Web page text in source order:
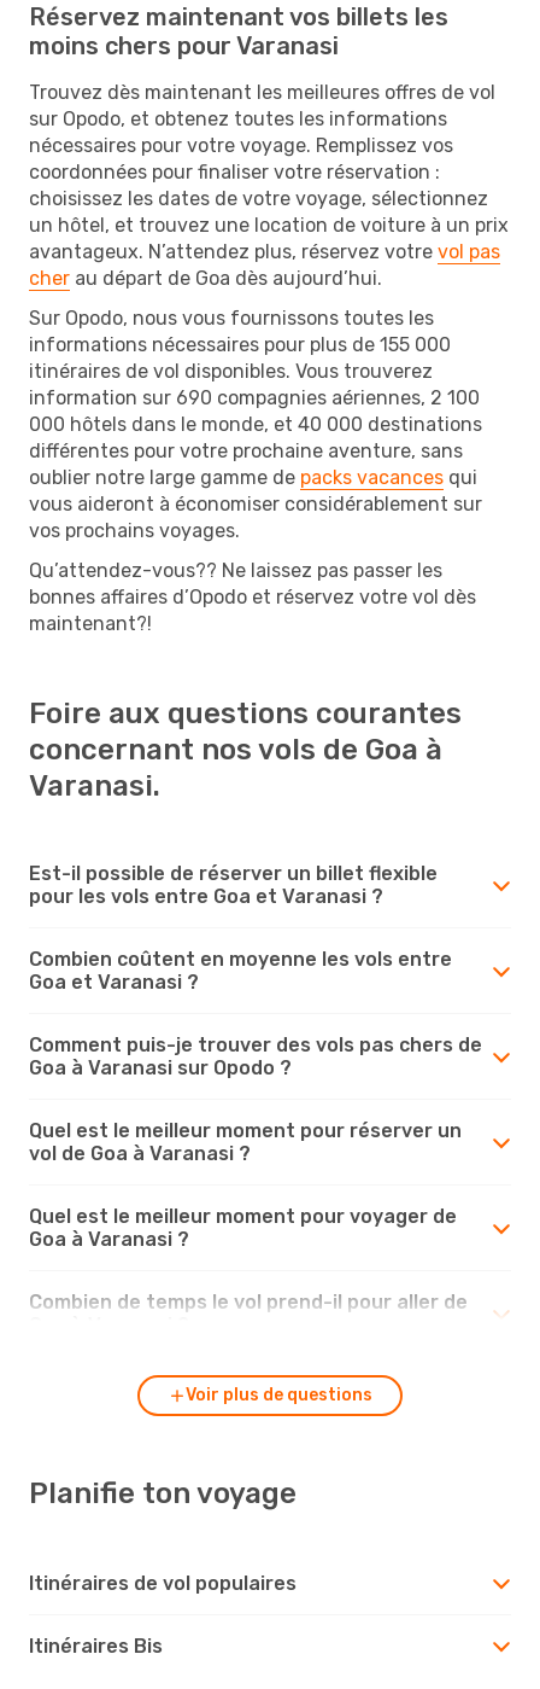
Réservez maintenant vos billets les
moins chers pour Varanasi
Trouvez dès maintenant les meilleures offres de vol
sur Opodo, et obtenez toutes les informations
nécessaires pour votre voyage. Remplissez vos
coordonnées pour finaliser votre réservation :
choisissez les dates de votre voyage, sélectionnez
un hôtel, et trouvez une location de voiture à un prix
avantageux. N’attendez plus, réservez votre vol pas
cher au départ de Goa dès aujourd’hui.
Sur Opodo, nous vous fournissons toutes les
informations nécessaires pour plus de 155 000
itinéraires de vol disponibles. Vous trouverez
information sur 690 compagnies aériennes, 2 100
000 hôtels dans le monde, et 40 000 destinations
différentes pour votre prochaine aventure, sans
oublier notre large gamme de packs vacances qui
vous aideront à économiser considérablement sur
vos prochains voyages.
Qu’attendez-vous?? Ne laissez pas passer les
bonnes affaires d’Opodo et réservez votre vol dès
maintenant?!
Foire aux questions courantes
concernant nos vols de Goa à
Varanasi.
Est-il possible de réserver un billet flexible
pour les vols entre Goa et Varanasi ?
Combien coûtent en moyenne les vols entre
Goa et Varanasi ?
Comment puis-je trouver des vols pas chers de
Goa à Varanasi sur Opodo ?
Quel est le meilleur moment pour réserver un
vol de Goa à Varanasi ?
Quel est le meilleur moment pour voyager de
Goa à Varanasi ?
Combien de temps le vol prend-il pour aller de
Voir plus de questions
Planifie ton voyage
Itinéraires de vol populaires
Itinéraires Bis